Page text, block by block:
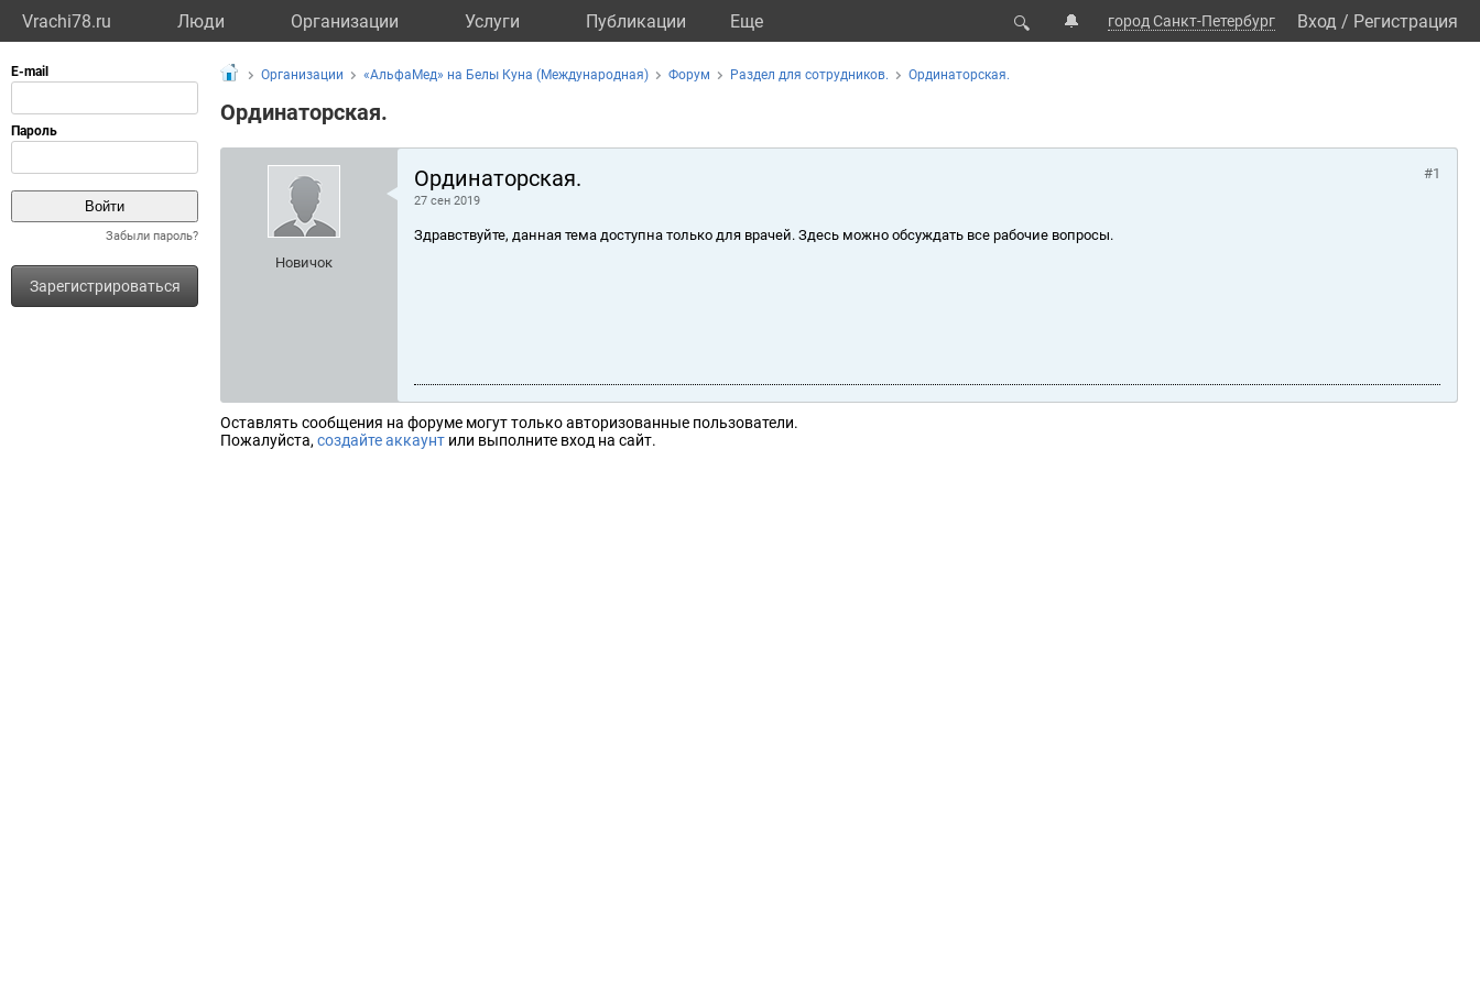
Vrachi78.ru Люди Организации Услуги Публикации Eще 🔍 🔔 город Санкт-Петербург Вход / Регистрация
Забыли пароль?
Зарегистрироваться
Организации «АльфаМед» на Белы Куна (Международная) Форум Раздел для сотрудников. Ординаторская.
Ординаторская.
Новичок
Ординаторская.
27 сен 2019
#1
Здравствуйте, данная тема доступна только для врачей. Здесь можно обсуждать все рабочие вопросы.
Оставлять сообщения на форуме могут только авторизованные пользователи.
Пожалуйста, создайте аккаунт или выполните вход на сайт.